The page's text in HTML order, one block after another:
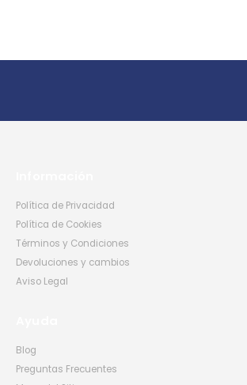
Política de Privacidad
Política de Cookies
Términos y Condiciones
Devoluciones y cambios
Aviso Legal
Blog
Preguntas Frecuentes